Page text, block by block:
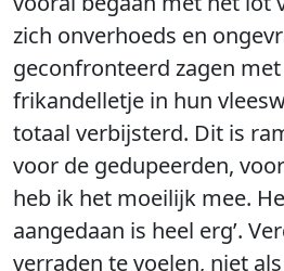
zich onverhoeds en
geconfronteerd zagen met
frikandelletje in hun
totaal verbijsterd. Dit is
voor de gedupeerden,
heb ik het moeilijk mee.
aangedaan is heel erg’.
verraden te voelen, niet